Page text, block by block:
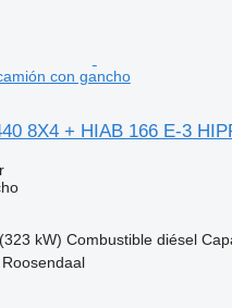
con gancho
8X4 + HIAB 166 E-3
kW) Combustible diésel